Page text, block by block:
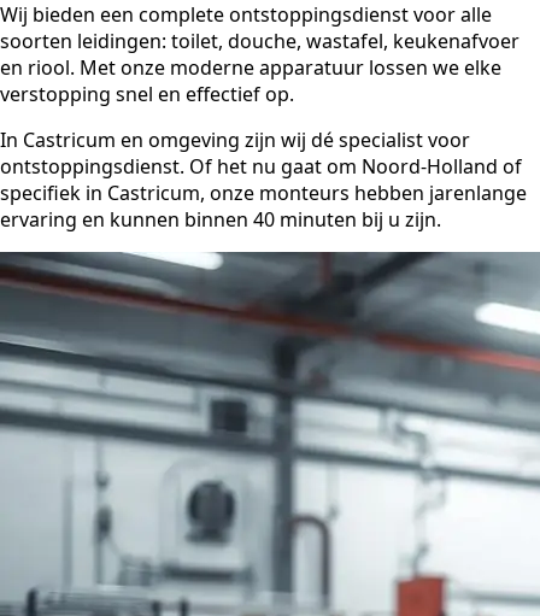
Wij bieden een complete ontstoppingsdienst voor alle
soorten leidingen: toilet, douche, wastafel, keukenafvoer
en riool. Met onze moderne apparatuur lossen we elke
verstopping snel en effectief op.
In Castricum en omgeving zijn wij dé specialist voor
ontstoppingsdienst. Of het nu gaat om Noord-Holland of
specifiek in Castricum, onze monteurs hebben jarenlange
ervaring en kunnen binnen 40 minuten bij u zijn.